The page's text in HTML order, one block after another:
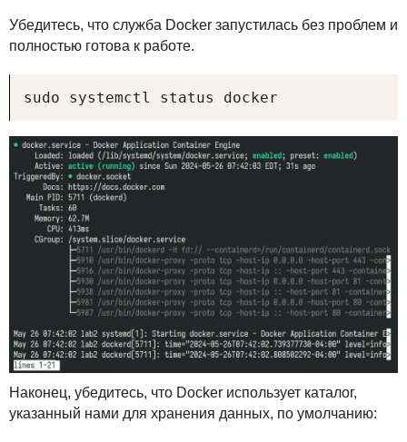
Убедитесь, что служба Docker запустилась без проблем и
полностью готова к работе.
sudo systemctl status docker
Наконец, убедитесь, что Docker использует каталог,
указанный нами для хранения данных, по умолчанию: